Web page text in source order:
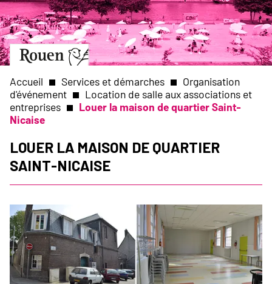
Aller
au
contenu
principal
Aller
à
page
d’accueil
Slide
1
of
1
Fil
d'Ariane
Accueil Services et démarches
Organisation
d'événement
Location de salle aux associations et
entreprises
Louer la maison de quartier Saint-
Nicaise
Louer la maison de quartier
Saint-Nicaise